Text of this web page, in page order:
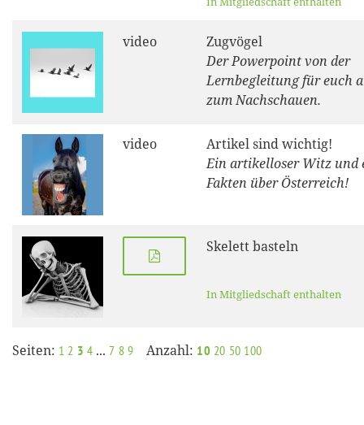
video
Zugvögel
Der Powerpoint von der
Lernbegleitung für euch
zum Nachschauen.
video
Artikel sind wichtig!
Ein artikelloser Witz und
Fakten über Österreich!
Skelett basteln
In Mitgliedschaft enthalten
Seiten: 1 2 3 4 ... 7 8 9 Anzahl: 10 20 50 100